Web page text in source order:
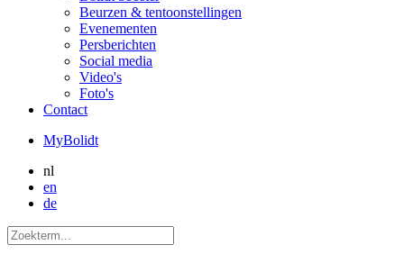
Beurzen & tentoonstellingen
Evenementen
Persberichten
Social media
Video's
Foto's
Contact
MyBolidt
nl
en
de